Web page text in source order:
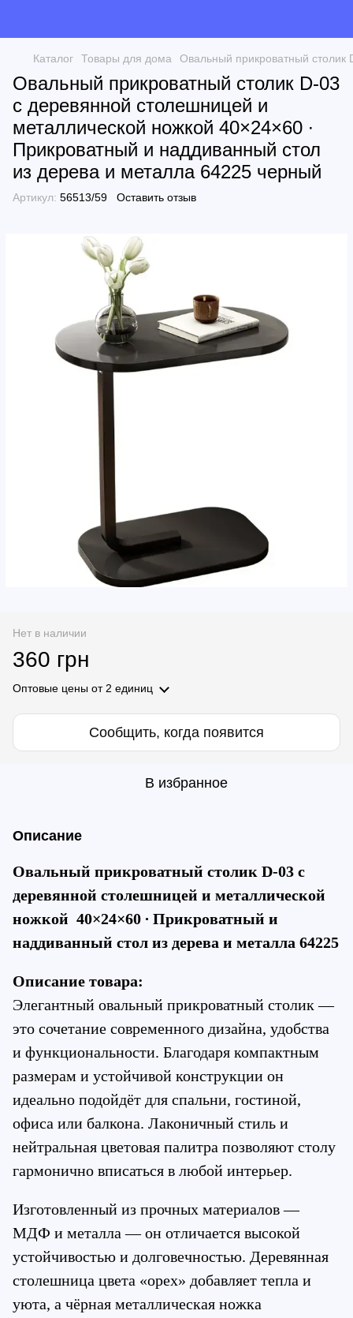
Каталог Товары для дома Овальный прикроватный столик
Овальный прикроватный столик D-03
с деревянной столешницей и
металлической ножкой 40×24×60 ∙
Прикроватный и наддиванный стол
из дерева и металла 64225 черный
Артикул: 56513/59 Оставить отзыв
Нет в наличии
360 грн
Оптовые цены от 2 единиц
Сообщить, когда появится
В избранное
Описание
Овальный прикроватный столик D-03 с
деревянной столешницей и металлической
ножкой  40×24×60 ∙ Прикроватный и
наддиванный стол из дерева и металла 64225
Описание товара:
Элегантный овальный прикроватный столик —
это сочетание современного дизайна, удобства
и функциональности. Благодаря компактным
размерам и устойчивой конструкции он
идеально подойдёт для спальни, гостиной,
офиса или балкона. Лаконичный стиль и
нейтральная цветовая палитра позволяют столу
гармонично вписаться в любой интерьер.
Изготовленный из прочных материалов —
МДФ и металла — он отличается высокой
устойчивостью и долговечностью. Деревянная
столешница цвета «орех» добавляет тепла и
уюта, а чёрная металлическая ножка